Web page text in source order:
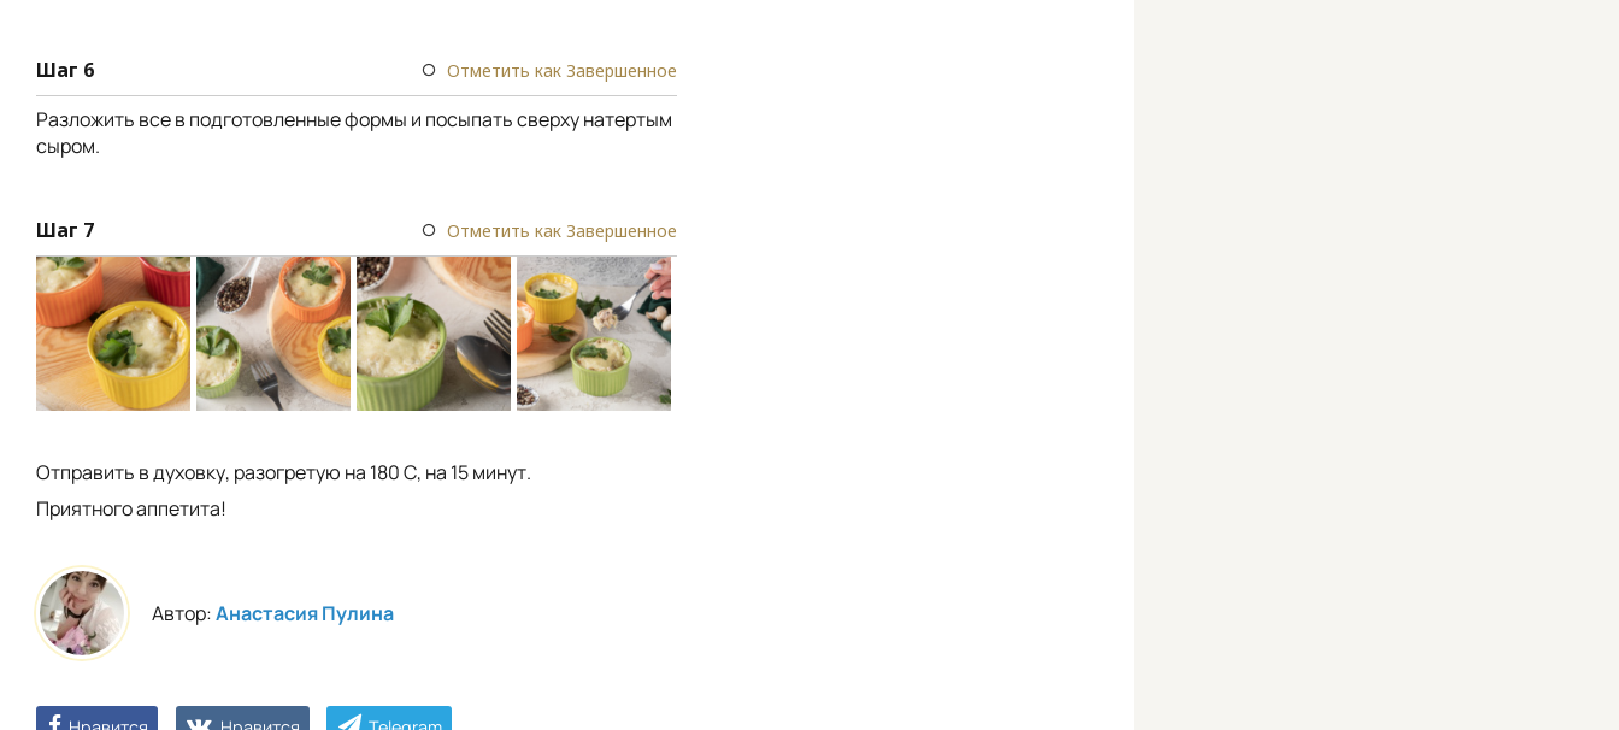
Шаг 6 Отметить как Завершенное
Разложить все в подготовленные формы и посыпать сверху натертым
сыром.
Шаг 7 Отметить как Завершенное
Отправить в духовку, разогретую на 180 С, на 15 минут.
Приятного аппетита!
Автор:Анастасия Пулина